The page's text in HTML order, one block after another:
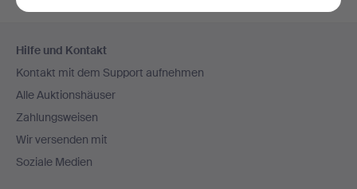
Navigation
Hilfe und Kontakt
Kontakt mit dem Support aufnehmen
Alle Auktionshäuser
Zahlungsweisen
Wir versenden mit
Soziale Medien